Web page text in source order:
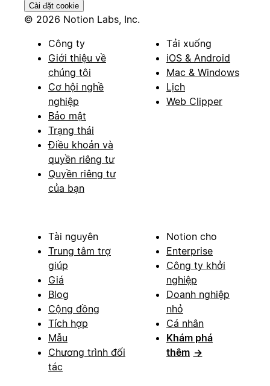
Cài đặt cookie
© 2026 Notion Labs, Inc.
Công ty
Giới thiệu về
chúng tôi
Cơ hội nghề
nghiệp
Bảo mật
Trạng thái
Điều khoản và
quyền riêng tư
Quyền riêng tư
của bạn
Tải xuống
iOS & Android
Mac & Windows
Lịch
Web Clipper
Tài nguyên
Trung tâm trợ
giúp
Giá
Blog
Cộng đồng
Tích hợp
Mẫu
Chương trình đối
tác
Notion cho
Enterprise
Công ty khởi
nghiệp
Doanh nghiệp
nhỏ
Cá nhân
Khám phá
thêm →